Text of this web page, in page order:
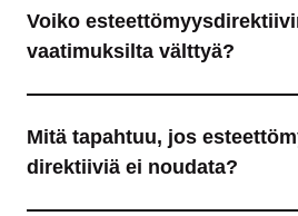
Voiko
vaatimuksilta välttyä?
Mitä tapahtuu, jos
direktiiviä ei noudata?